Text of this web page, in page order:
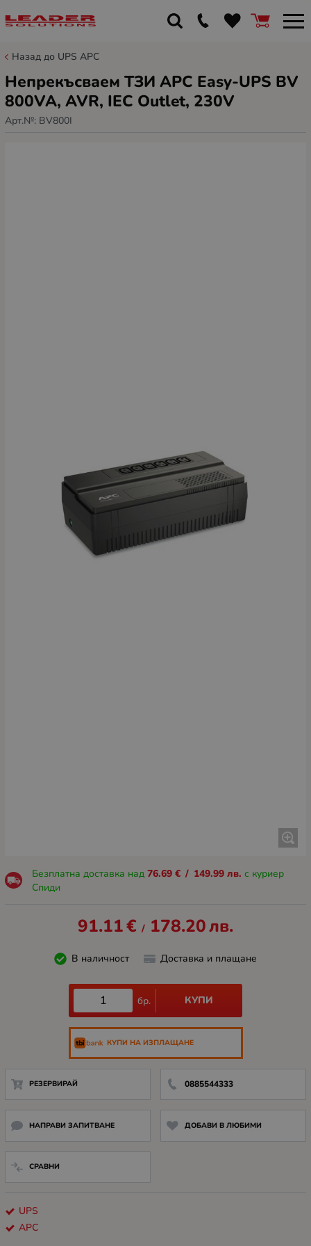
Назад до UPS APC
Непрекъсваем ТЗИ APC Easy-UPS BV
800VA, AVR, IEC Outlet, 230V
Арт.№: BV800I
Безплатна доставка над 76.69 € / 149.99 лв. с куриер
Спиди
91.11€ / 178.20лв.
В наличност Доставка и плащане
бр. КУПИ
КУПИ НА ИЗПЛАЩАНЕ
РЕЗЕРВИРАЙ 0885544333
НАПРАВИ ЗАПИТВАНЕ ДОБАВИ В ЛЮБИМИ
СРАВНИ
UPS
APC